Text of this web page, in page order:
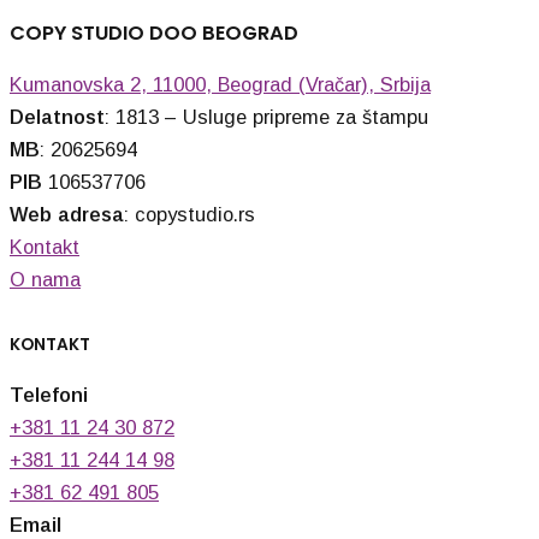
COPY STUDIO DOO BEOGRAD
Kumanovska 2, 11000, Beograd (Vračar), Srbija
Delatnost: 1813 – Usluge pripreme za štampu
MB: 20625694
PIB 106537706
Web adresa: copystudio.rs
Kontakt
O nama
KONTAKT
Telefoni
+381 11 24 30 872
+381 11 244 14 98
+381 62 491 805
Email